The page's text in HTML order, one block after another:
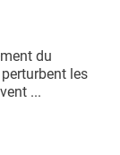
du
les
...